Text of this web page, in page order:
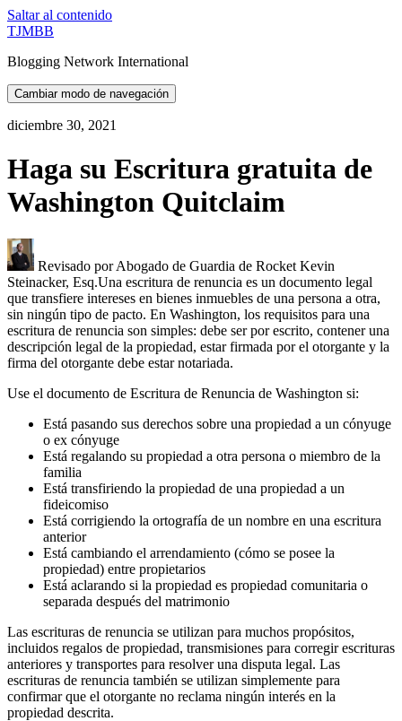
Saltar al contenido
TJMBB
Blogging Network International
Cambiar modo de navegación
diciembre 30, 2021
Haga su Escritura gratuita de
Washington Quitclaim
Revisado por Abogado de Guardia de Rocket Kevin
Steinacker, Esq.Una escritura de renuncia es un documento legal
que transfiere intereses en bienes inmuebles de una persona a otra,
sin ningún tipo de pacto. En Washington, los requisitos para una
escritura de renuncia son simples: debe ser por escrito, contener una
descripción legal de la propiedad, estar firmada por el otorgante y la
firma del otorgante debe estar notariada.
Use el documento de Escritura de Renuncia de Washington si:
Está pasando sus derechos sobre una propiedad a un cónyuge
o ex cónyuge
Está regalando su propiedad a otra persona o miembro de la
familia
Está transfiriendo la propiedad de una propiedad a un
fideicomiso
Está corrigiendo la ortografía de un nombre en una escritura
anterior
Está cambiando el arrendamiento (cómo se posee la
propiedad) entre propietarios
Está aclarando si la propiedad es propiedad comunitaria o
separada después del matrimonio
Las escrituras de renuncia se utilizan para muchos propósitos,
incluidos regalos de propiedad, transmisiones para corregir escrituras
anteriores y transportes para resolver una disputa legal. Las
escrituras de renuncia también se utilizan simplemente para
confirmar que el otorgante no reclama ningún interés en la
propiedad descrita.